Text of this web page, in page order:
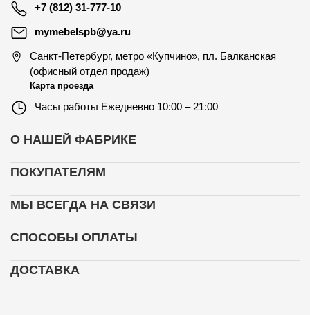
+7 (812) 31-777-10
mymebelspb@ya.ru
Санкт-Петербург, метро «Купчино», пл. Балканская
(офисный отдел продаж)
Карта проезда
Часы работы Ежедневно 10:00 – 21:00
О НАШЕЙ ФАБРИКЕ
ПОКУПАТЕЛЯМ
МЫ ВСЕГДА НА СВЯЗИ
СПОСОБЫ ОПЛАТЫ
ДОСТАВКА